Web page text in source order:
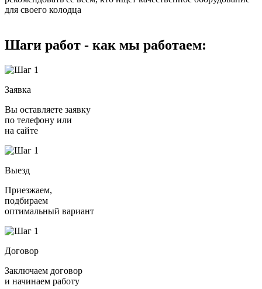
для своего колодца
Шаги работ - как мы работаем:
Заявка
Вы оставляете заявку
по телефону или
на сайте
Выезд
Приезжаем,
подбираем
оптимальный вариант
Договор
Заключаем договор
и начинаем работу